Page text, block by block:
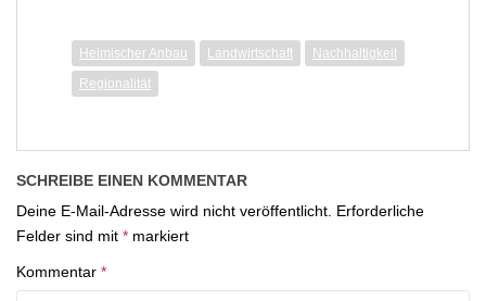
Heimischer Anbau Landwirtschaft
Nachhaltigkeit
Regionalität
SCHREIBE EINEN KOMMENTAR
Deine E-Mail-Adresse wird nicht veröffentlicht. Erforderliche
Felder sind mit * markiert
Kommentar *